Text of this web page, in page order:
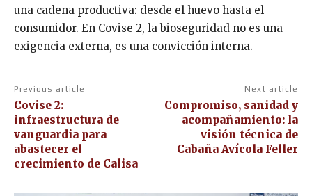
una cadena productiva: desde el huevo hasta el
consumidor. En Covise 2, la bioseguridad no es una
exigencia externa, es una convicción interna.
Previous article
Covise 2:
infraestructura de
vanguardia para
abastecer el
crecimiento de Calisa
Next article
Compromiso, sanidad y
acompañamiento: la
visión técnica de
Cabaña Avícola Feller